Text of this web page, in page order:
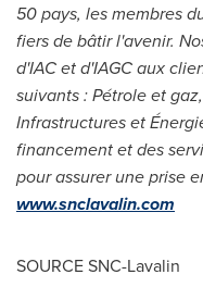
50 pays, les membres
fiers de bâtir l'avenir.
d'IAC et d'IAGC aux
suivants : Pétrole et
Infrastructures et
financement et des
pour assurer une prise
www.snclavalin.com
SOURCE SNC-Lavalin